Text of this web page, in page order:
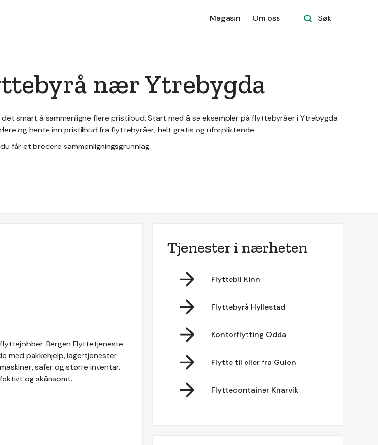
Magasin Om oss Søk
nær Ytrebygda
smart å sammenligne flere pristilbud. Start med å se eksempler på flyttebyråer i Ytrebygda
og hente inn pristilbud fra flyttebyråer, helt gratis og uforpliktende.
får et bredere sammenligningsgrunnlag.
Bergen Flyttetjeneste
med pakkehjelp, lagertjenester
safer og større inventar.
og skånsomt.
Tjenester i nærheten
Flyttebil Kinn
Flyttebyrå Hyllestad
Kontorflytting Odda
Flytte til eller fra Gulen
Flyttecontainer Knarvik